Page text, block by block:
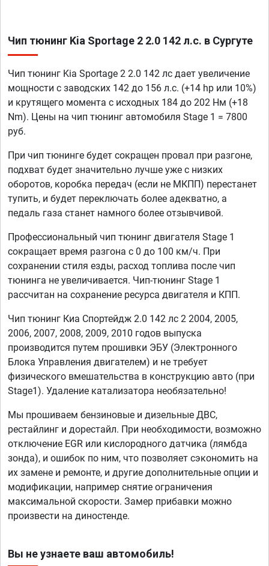
Чип тюнинг Kia Sportage 2 2.0 142 л.с. в Сургуте
Чип тюнинг Kia Sportage 2 2.0 142 лс дает увеличение
мощности с заводских 142 до 156 л.с. (+14 hp или 10%)
и крутящего момента с исходных 184 до 202 Нм (+18
Nm). Цены на чип тюнинг автомобиля Stage 1 = 7800
руб.
При чип тюнинге будет сокращен провал при разгоне,
подхват будет значительно лучше уже с низких
оборотов, коробка передач (если не МКПП) перестанет
тупить, и будет переключать более адекватно, а
педаль газа станет намного более отзывчивой.
Профессиональный чип тюнинг двигателя Stage 1
сокращает время разгона с 0 до 100 км/ч. При
сохранении стиля езды, расход топлива после чип
тюнинга не увеличивается. Чип-тюнинг Stage 1
рассчитан на сохранение ресурса двигателя и КПП.
Чип тюнинг Киа Спортейдж 2.0 142 лс 2 2004, 2005,
2006, 2007, 2008, 2009, 2010 годов выпуска
производится путем прошивки ЭБУ (Электронного
Блока Управления двигателем) и не требует
физического вмешательства в конструкцию авто (при
Stage1). Удаление катализатора необязательно!
Мы прошиваем бензиновые и дизельные ДВС,
рестайлинг и дорестайл. При необходимости, возможно
отключение EGR или кислородного датчика (лямбда
зонда), и ошибок по ним, что позволяет сэкономить на
их замене и ремонте, и другие дополнительные опции и
модификации, например снятие ограничения
максимальной скорости. Замер прибавки можно
произвести на диностенде.
Вы не узнаете ваш автомобиль!